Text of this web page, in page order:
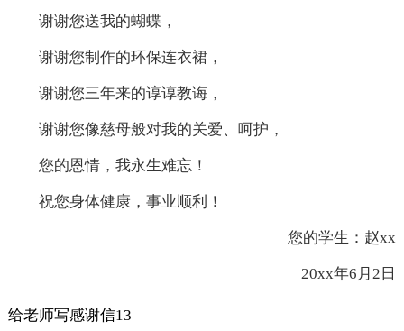
谢谢您送我的蝴蝶，
谢谢您制作的环保连衣裙，
谢谢您三年来的谆谆教诲，
谢谢您像慈母般对我的关爱、呵护，
您的恩情，我永生难忘！
祝您身体健康，事业顺利！
您的学生：赵xx
20xx年6月2日
给老师写感谢信13